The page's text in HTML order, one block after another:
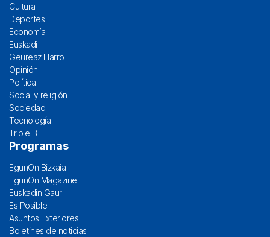
Cultura
Deportes
Economía
Euskadi
Geureaz Harro
Opinión
Política
Social y religión
Sociedad
Tecnología
Triple B
Programas
EgunOn Bizkaia
EgunOn Magazine
Euskadin Gaur
Es Posible
Asuntos Exteriores
Boletines de noticias